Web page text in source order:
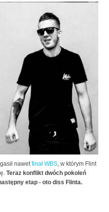
nawetfinał WBS, w którym Flint
Teraz konflikt dwóch pokoleń
etap - oto diss Flinta.